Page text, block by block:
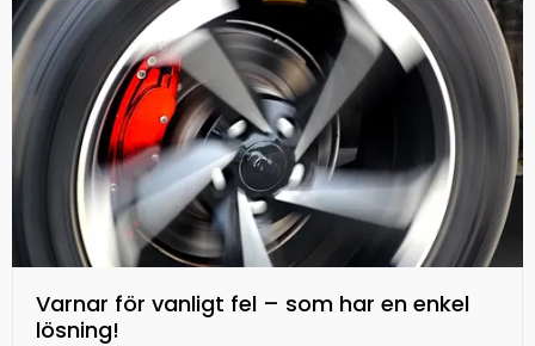
Varnar för vanligt fel – som har en enkel
lösning!